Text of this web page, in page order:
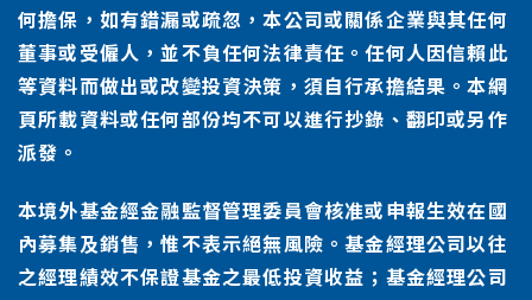
何擔保，如有錯漏或疏忽，本公司或關係企業與其任何
董事或受僱人，並不負任何法律責任。任何人因信賴此
等資料而做出或改變投資決策，須自行承擔結果。本網
頁所載資料或任何部份均不可以進行抄錄、翻印或另作
派發。
本境外基金經金融監督管理委員會核准或申報生效在國
內募集及銷售，惟不表示絕無風險。基金經理公司以往
之經理績效不保證基金之最低投資收益；基金經理公司